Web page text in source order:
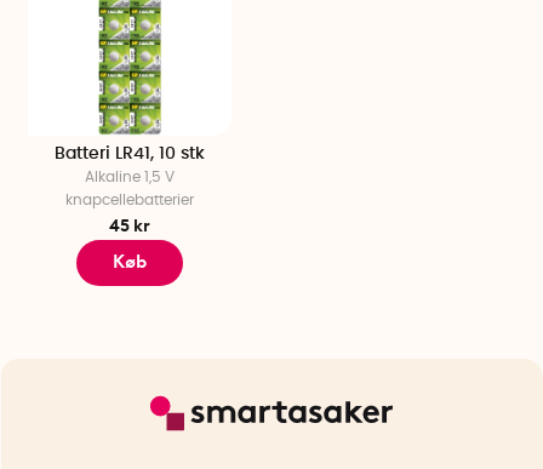
Batteri LR41, 10 stk
Alkaline 1,5 V
knapcellebatterier
45 kr
Køb